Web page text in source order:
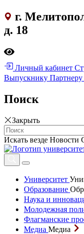
г.
д. 18
Личный кабинет
Выпускнику Партнеру
Поиск
Закрыть
Искать везде Новости
Университет
Образование
Наука и
Молодежная
Флагманские
Медиа Медиа